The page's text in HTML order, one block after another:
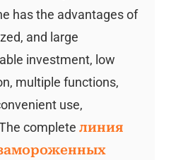
has the advantages of
and large
investment, low
multiple functions,
use,
complete линия